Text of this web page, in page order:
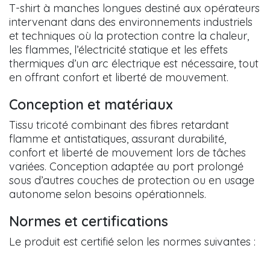
T-shirt à manches longues destiné aux opérateurs
intervenant dans des environnements industriels
et techniques où la protection contre la chaleur,
les flammes, l’électricité statique et les effets
thermiques d’un arc électrique est nécessaire, tout
en offrant confort et liberté de mouvement.
Conception et matériaux
Tissu tricoté combinant des fibres retardant
flamme et antistatiques, assurant durabilité,
confort et liberté de mouvement lors de tâches
variées. Conception adaptée au port prolongé
sous d’autres couches de protection ou en usage
autonome selon besoins opérationnels.
Normes et certifications
Le produit est certifié selon les normes suivantes :